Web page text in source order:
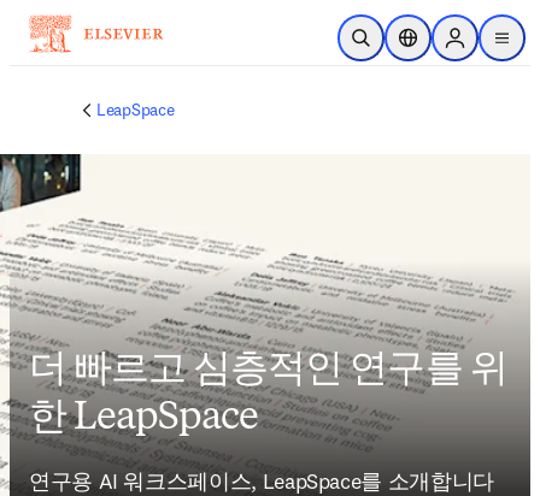
주요 콘텐츠로 건너뛰기
검색 열기위치 선택기Sign in to
menu
LeapSpace
더 빠르고 심층적인 연구를 위
한 LeapSpace
연구용 AI 워크스페이스, LeapSpace를 소개합니다